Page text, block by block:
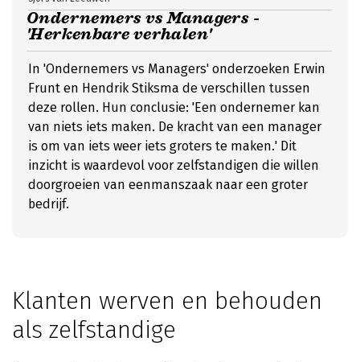
Ondernemers vs Managers -
'Herkenbare verhalen'
In 'Ondernemers vs Managers' onderzoeken Erwin
Frunt en Hendrik Stiksma de verschillen tussen
deze rollen. Hun conclusie: 'Een ondernemer kan
van niets iets maken. De kracht van een manager
is om van iets weer iets groters te maken.' Dit
inzicht is waardevol voor zelfstandigen die willen
doorgroeien van eenmanszaak naar een groter
bedrijf.
Klanten werven en behouden
als zelfstandige